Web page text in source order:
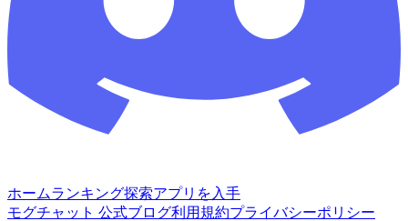
ホームランキング探索アプリを入手
モグチャット 公式ブログ利用規約プライバシーポリシー